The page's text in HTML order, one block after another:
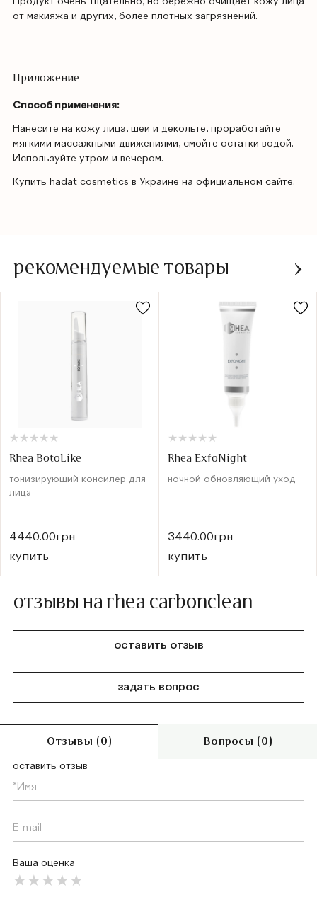
от макияжа и других, более плотных загрязнений.
Приложение
Способ применения:
Нанесите на кожу лица, шеи и декольте, проработайте
мягкими массажными движениями, смойте остатки водой.
Используйте утром и вечером.
Купить hadat cosmetics в Украине на официальном сайте.
рекомендуемые товары
★
★ ★
★ ★
★ ★
★ ★
★
Rhea BotoLike
тонизирующий консилер для
лица
4440.00грн
купить
★
★ ★
★ ★
★ ★
★ ★
★
Rhea ExfoNight
ночной обновляющий уход
3440.00грн
купить
отзывы на rhea carbonclean
оставить отзыв
задать вопрос
Отзывы (0) Вопросы (0)
оставить отзыв
Ваша оценка